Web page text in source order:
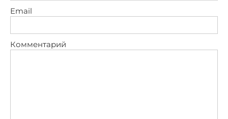
Email
Комментарий